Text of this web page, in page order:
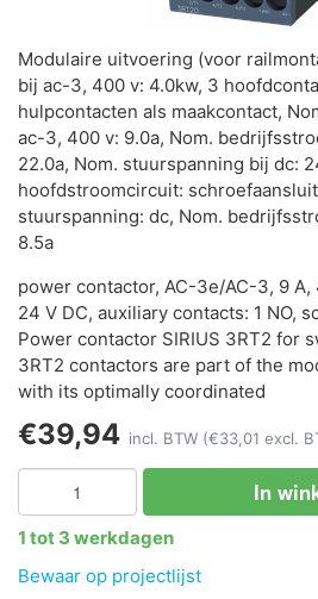
Modulaire uitvoering (voor
bij ac-3, 400 v: 4.0kw, 3
hulpcontacten als maakcontact,
ac-3, 400 v: 9.0a, Nom.
22.0a, Nom. stuurspanning bij dc:
hoofdstroomcircuit:
stuurspanning: dc, Nom.
8.5a
power contactor, AC-3e/AC-3, 9
24 V DC, auxiliary contacts: 1 NO,
Power contactor SIRIUS 3RT2 for
3RT2 contactors are part of the
with its optimally coordinated
€39,94 incl. BTW (€33,01 excl.
In
1 tot 3 werkdagen
Bewaar op projectlijst